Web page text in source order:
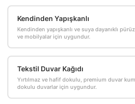
Kendinden Yapışkanlı
Kendinden yapışkanlı ve suya dayanıklı
ve mobilyalar için uygundur.
Tekstil Duvar Kağıdı
Yırtılmaz ve hafif dokulu, premium duvar
dokulu duvarlar için uygundur.